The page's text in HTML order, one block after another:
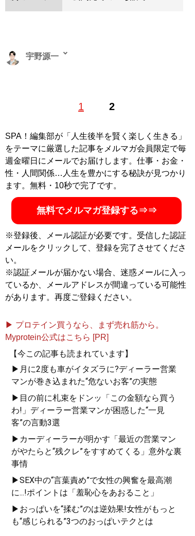
1 2
宇野源一
車ディーラーに就職。その後、金融業界の業務・教育支
ファイナンシャル・プランニング技能士、AFP資格を取
得。X（旧Twitter）： @gengen801
記事一覧へ
SPA！編集部が「人生後半を賢く楽しく生きる」
をテーマに厳選した記事をメルマガ会員限定で毎
週金曜日にメールでお届けします。仕事・お金・
性・人間関係…人生を豊かにする秘訣が見つかり
ます。無料・10秒で完了です。
無料でメルマガ登録する⇒⇒
※登録後、メール認証が必要です。受信した認証
メールをクリックして、登録を完了させてくださ
い。
※認証メールが届かない場合、迷惑メールに入っ
ているか、メールアドレスが間違っている可能性
があります。再度ご登録ください。
▶ プロテイン買うなら、まず売れ筋から。
Myprotein公式はこちら [PR]
【今この記事も読まれています】
▶月に2度も車がイタズラに?ディーラー営業
マンが巻き込まれた“危ないお客”の実態
▶目の前に札束をドンッ「この金額なら買う
わ!」ディーラー営業マンが困惑した“一見
客”の言動3選
▶カーディーラーが明かす「最近の営業マン
がやたらと“残クレ”をすすめてくる」意外な裏
事情
▶SEX中の“言葉責め”で女性の興奮を最高潮
に...!ポイントは「羞恥心をあおること」
▶おっぱいを“揉む”のは逆効果!女性がもっと
も“感じられる”3つのおっぱいテクとは